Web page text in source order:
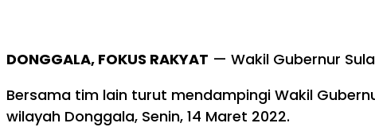
DONGGALA, FOKUS RAKYAT — Wakil Gubernur
Bersama tim lain turut mendampingi Wakil
wilayah Donggala, Senin, 14 Maret 2022.